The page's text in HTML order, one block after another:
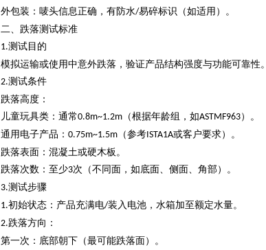
外包装：唛头信息正确，有防水/易碎标识（如适用）。
二、跌落测试标准
1.测试目的
模拟运输或使用中意外跌落，验证产品结构强度与功能可靠性。
2.测试条件
跌落高度：
儿童玩具类：通常0.8m~1.2m （根据年龄组，如ASTMF963）。
通用电子产品： 0.75m~1.5m （参考ISTA1A或客户要求）。
跌落表面：混凝土或硬木板。
跌落次数：至少3次（不同面，如底面、侧面、角部）。
3.测试步骤
1.初始状态：产品充满电/装入电池，水箱加至额定水量。
2.跌落方向：
第一次：底部朝下（最可能跌落面）。